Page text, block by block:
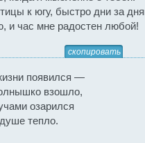
к югу, быстро дни за
и час мне радостен любой!
скопировать
появился —
взошло,
озарился
тепло.